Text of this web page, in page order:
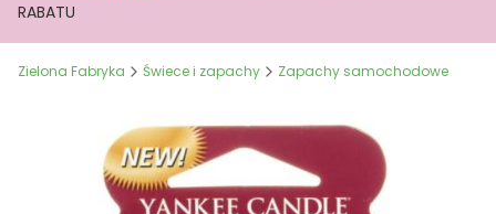
RABATU
Zielona Fabryka Świece i zapachy Zapachy samochodowe